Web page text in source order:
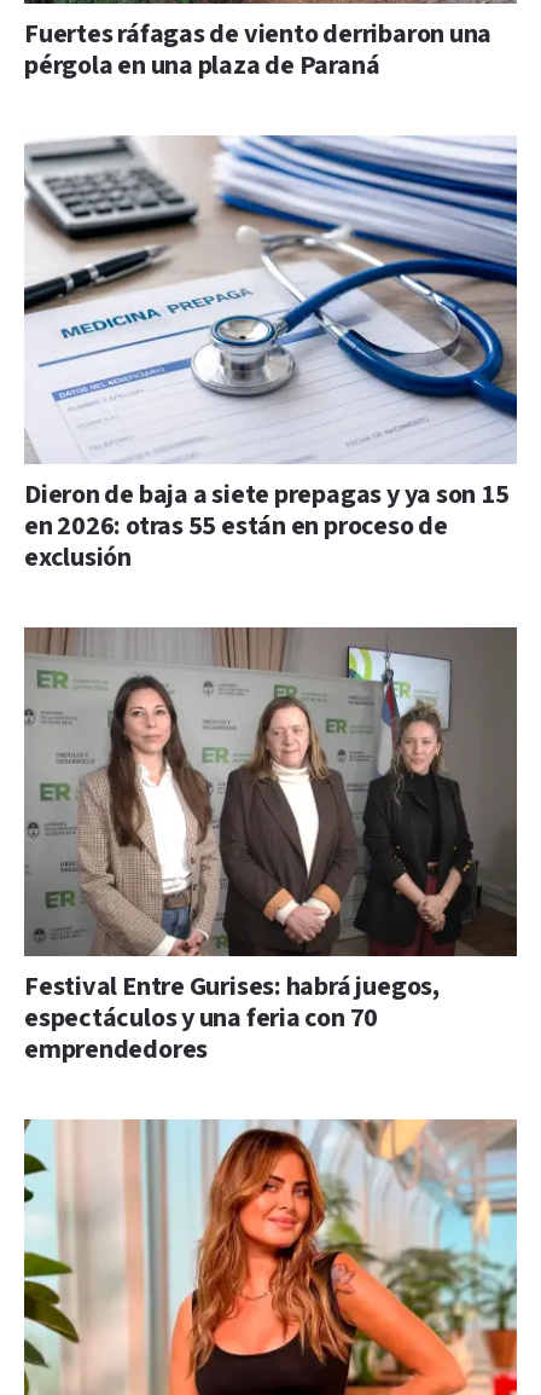
Fuertes ráfagas de viento derribaron una
pérgola en una plaza de Paraná
Dieron de baja a siete prepagas y ya son 15
en 2026: otras 55 están en proceso de
exclusión
Festival Entre Gurises: habrá juegos,
espectáculos y una feria con 70
emprendedores